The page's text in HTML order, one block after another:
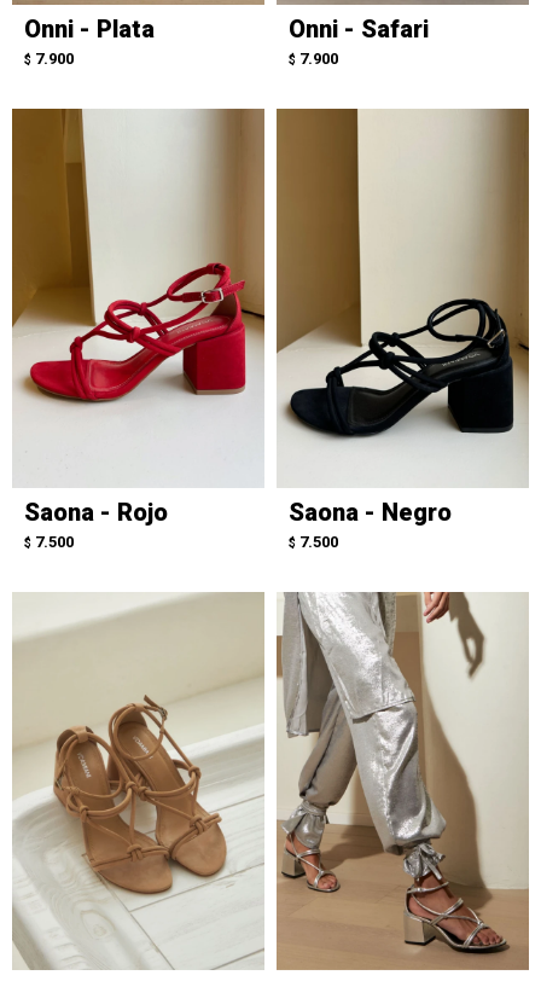
Onni - Plata
$ 7.900
Onni - Safari
$ 7.900
Saona - Rojo
$ 7.500
Saona - Negro
$ 7.500